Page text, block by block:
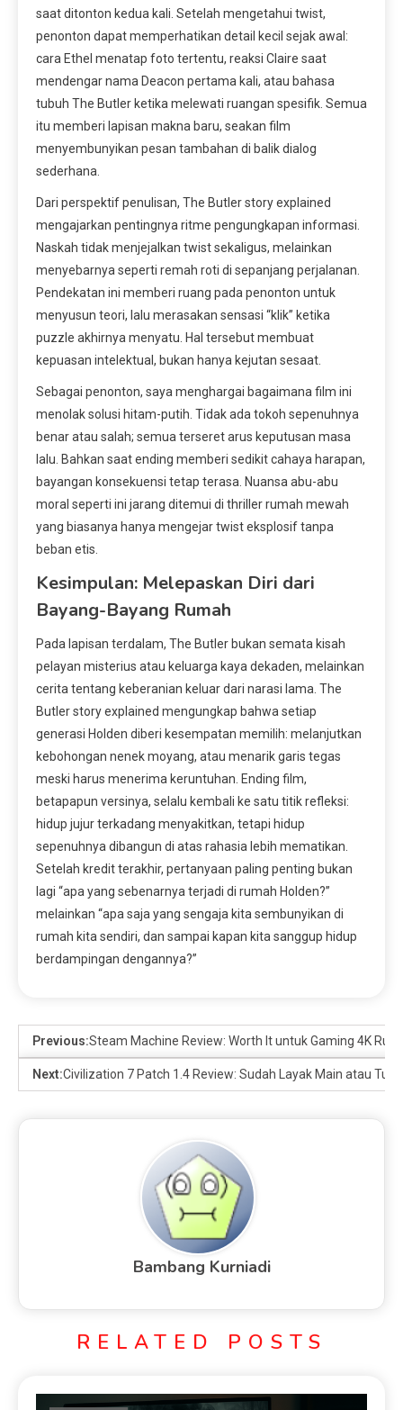
saat ditonton kedua kali. Setelah mengetahui twist,
penonton dapat memperhatikan detail kecil sejak awal:
cara Ethel menatap foto tertentu, reaksi Claire saat
mendengar nama Deacon pertama kali, atau bahasa
tubuh The Butler ketika melewati ruangan spesifik. Semua
itu memberi lapisan makna baru, seakan film
menyembunyikan pesan tambahan di balik dialog
sederhana.
Dari perspektif penulisan, The Butler story explained
mengajarkan pentingnya ritme pengungkapan informasi.
Naskah tidak menjejalkan twist sekaligus, melainkan
menyebarnya seperti remah roti di sepanjang perjalanan.
Pendekatan ini memberi ruang pada penonton untuk
menyusun teori, lalu merasakan sensasi “klik” ketika
puzzle akhirnya menyatu. Hal tersebut membuat
kepuasan intelektual, bukan hanya kejutan sesaat.
Sebagai penonton, saya menghargai bagaimana film ini
menolak solusi hitam-putih. Tidak ada tokoh sepenuhnya
benar atau salah; semua terseret arus keputusan masa
lalu. Bahkan saat ending memberi sedikit cahaya harapan,
bayangan konsekuensi tetap terasa. Nuansa abu-abu
moral seperti ini jarang ditemui di thriller rumah mewah
yang biasanya hanya mengejar twist eksplosif tanpa
beban etis.
Kesimpulan: Melepaskan Diri dari
Bayang-Bayang Rumah
Pada lapisan terdalam, The Butler bukan semata kisah
pelayan misterius atau keluarga kaya dekaden, melainkan
cerita tentang keberanian keluar dari narasi lama. The
Butler story explained mengungkap bahwa setiap
generasi Holden diberi kesempatan memilih: melanjutkan
kebohongan nenek moyang, atau menarik garis tegas
meski harus menerima keruntuhan. Ending film,
betapapun versinya, selalu kembali ke satu titik refleksi:
hidup jujur terkadang menyakitkan, tetapi hidup
sepenuhnya dibangun di atas rahasia lebih mematikan.
Setelah kredit terakhir, pertanyaan paling penting bukan
lagi “apa yang sebenarnya terjadi di rumah Holden?”
melainkan “apa saja yang sengaja kita sembunyikan di
rumah kita sendiri, dan sampai kapan kita sanggup hidup
berdampingan dengannya?”
Previous:Steam Machine Review: Worth It untuk Gaming 4K
Next:Civilization 7 Patch 1.4 Review: Sudah Layak Main atau
Bambang Kurniadi
RELATED POSTS